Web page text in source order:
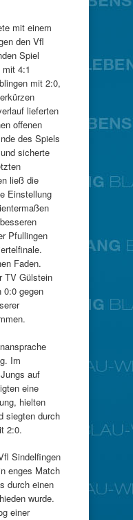
mit einem
den Vfl
Spiel
4:1
mit 2:0,
lieferten
offenen
des Spiels
sicherte
ließ die
Einstellung
Pfullingen
Faden.
TV Gülstein
0:0 gegen
Im
auf
eine
hielten
siegten durch
2:0.
Sindelfingen
enges Match
durch einen
wurde.
einer